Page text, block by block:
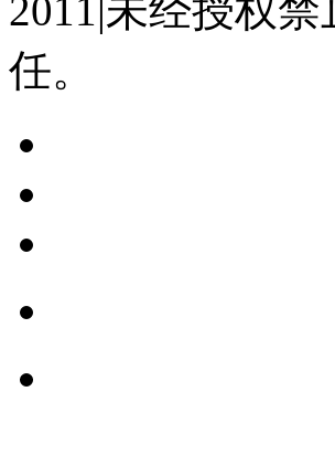
2011|未经授权
任。